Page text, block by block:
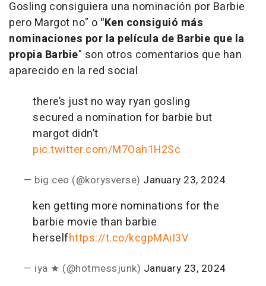
Gosling consiguiera una nominación por Barbie
pero Margot no" o "Ken consiguió más
nominaciones por la película de Barbie que la
propia Barbie" son otros comentarios que han
aparecido en la red social
there’s just no way ryan gosling
secured a nomination for barbie but
margot didn’t
pic.twitter.com/M7Oah1H2Sc
— big ceo (@korysverse) January 23, 2024
ken getting more nominations for the
barbie movie than barbie
herselfhttps://t.co/kcgpMAiI3V
— iya ★ (@hotmessjunk) January 23, 2024